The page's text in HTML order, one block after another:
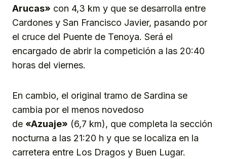
Arucas» con 4,3 km y que se desarrolla entre
Cardones y San Francisco Javier, pasando por
el cruce del Puente de Tenoya. Será el
encargado de abrir la competición a las 20:40
horas del viernes.
En cambio, el original tramo de Sardina se
cambia por el menos novedoso
de «Azuaje» (6,7 km), que completa la sección
nocturna a las 21:20 h y que se localiza en la
carretera entre Los Dragos y Buen Lugar.